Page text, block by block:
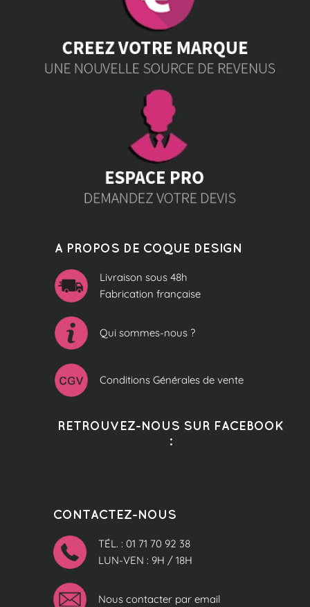
A PROPOS DE COQUE DESIGN
Livraison sous 48h
Fabrication française
Qui sommes-nous ?
Conditions Générales de vente
RETROUVEZ-NOUS SUR FACEBOOK
:
CONTACTEZ-NOUS
TÉL. : 01 71 70 92 38
LUN-VEN : 9H / 18H
Nous contacter par email